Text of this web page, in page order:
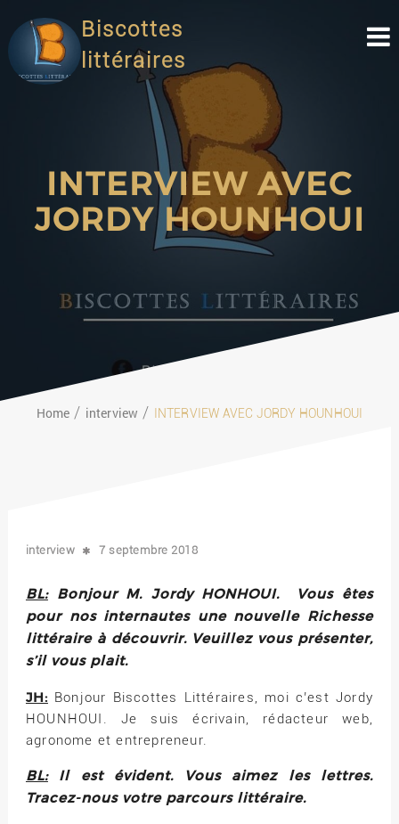
Biscottes
littéraires
INTERVIEW AVEC
JORDY HOUNHOUI
Home interview INTERVIEW AVEC JORDY HOUNHOUI
interview 7 septembre 2018
BL:Bonjour M. Jordy HONHOUI. Vous êtes
pour nos internautes une nouvelle Richesse
littéraire à découvrir. Veuillez vous présenter,
s’il vous plait.
JH:Bonjour Biscottes Littéraires, moi c’est Jordy
HOUNHOUI. Je suis écrivain, rédacteur web,
agronome et entrepreneur.
BL:Il est évident. Vous aimez les lettres.
Tracez-nous votre parcours littéraire.